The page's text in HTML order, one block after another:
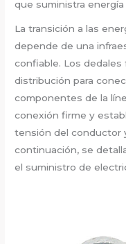
que suministra
La transición a las
depende de una
confiable. Los dedales
distribución para
componentes de la
conexión firme y
tensión del conductor
continuación, se
el suministro de